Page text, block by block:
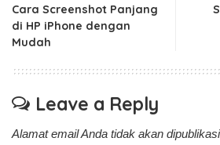
Cara Screenshot Panjang
di HP iPhone dengan
Mudah
Leave a Reply
Alamat email Anda tidak akan